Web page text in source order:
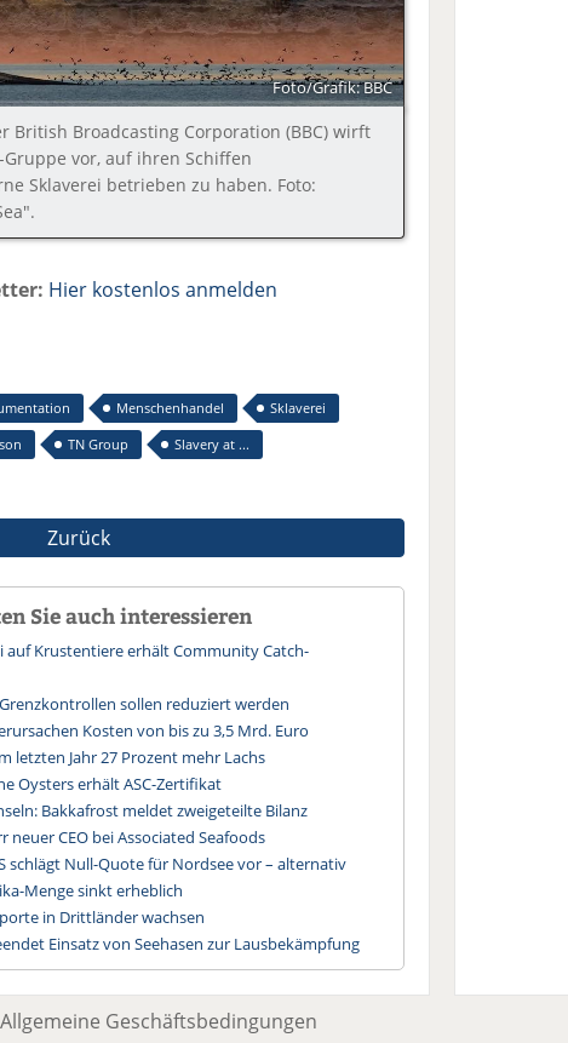
Foto/Grafik: BBC
British Broadcasting Corporation (BBC) wirft
vor, auf ihren Schiffen
Sklaverei betrieben zu haben. Foto:
Hier kostenlos anmelden
Menschenhandel
Sklaverei
TN Group Slavery at ...
Zurück
Sie auch interessieren
auf Krustentiere erhält Community Catch-
sollen reduziert werden
Kosten von bis zu 3,5 Mrd. Euro
letzten Jahr 27 Prozent mehr Lachs
Oysters erhält ASC-Zertifikat
Bakkafrost meldet zweigeteilte Bilanz
neuer CEO bei Associated Seafoods
schlägt Null-Quote für Nordsee vor – alternativ
Menge sinkt erheblich
in Drittländer wachsen
Einsatz von Seehasen zur Lausbekämpfung
Allgemeine Geschäftsbedingungen